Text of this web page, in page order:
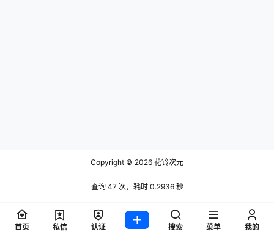
Copyright © 2026 花铃次元
查询 47 次，耗时 0.2936 秒
首页 私信 认证 搜索 菜单 我的